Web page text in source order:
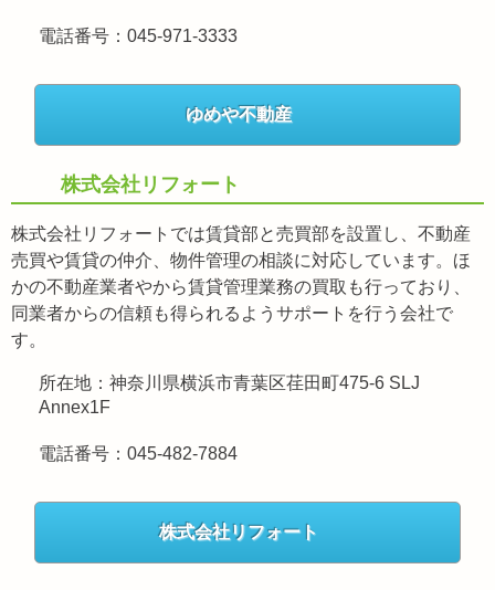
電話番号：045-971-3333
ゆめや不動産
株式会社リフォート
株式会社リフォートでは賃貸部と売買部を設置し、不動産
売買や賃貸の仲介、物件管理の相談に対応しています。ほ
かの不動産業者やから賃貸管理業務の買取も行っており、
同業者からの信頼も得られるようサポートを行う会社で
す。
所在地：神奈川県横浜市青葉区荏田町475-6 SLJ
Annex1F
電話番号：045-482-7884
株式会社リフォート